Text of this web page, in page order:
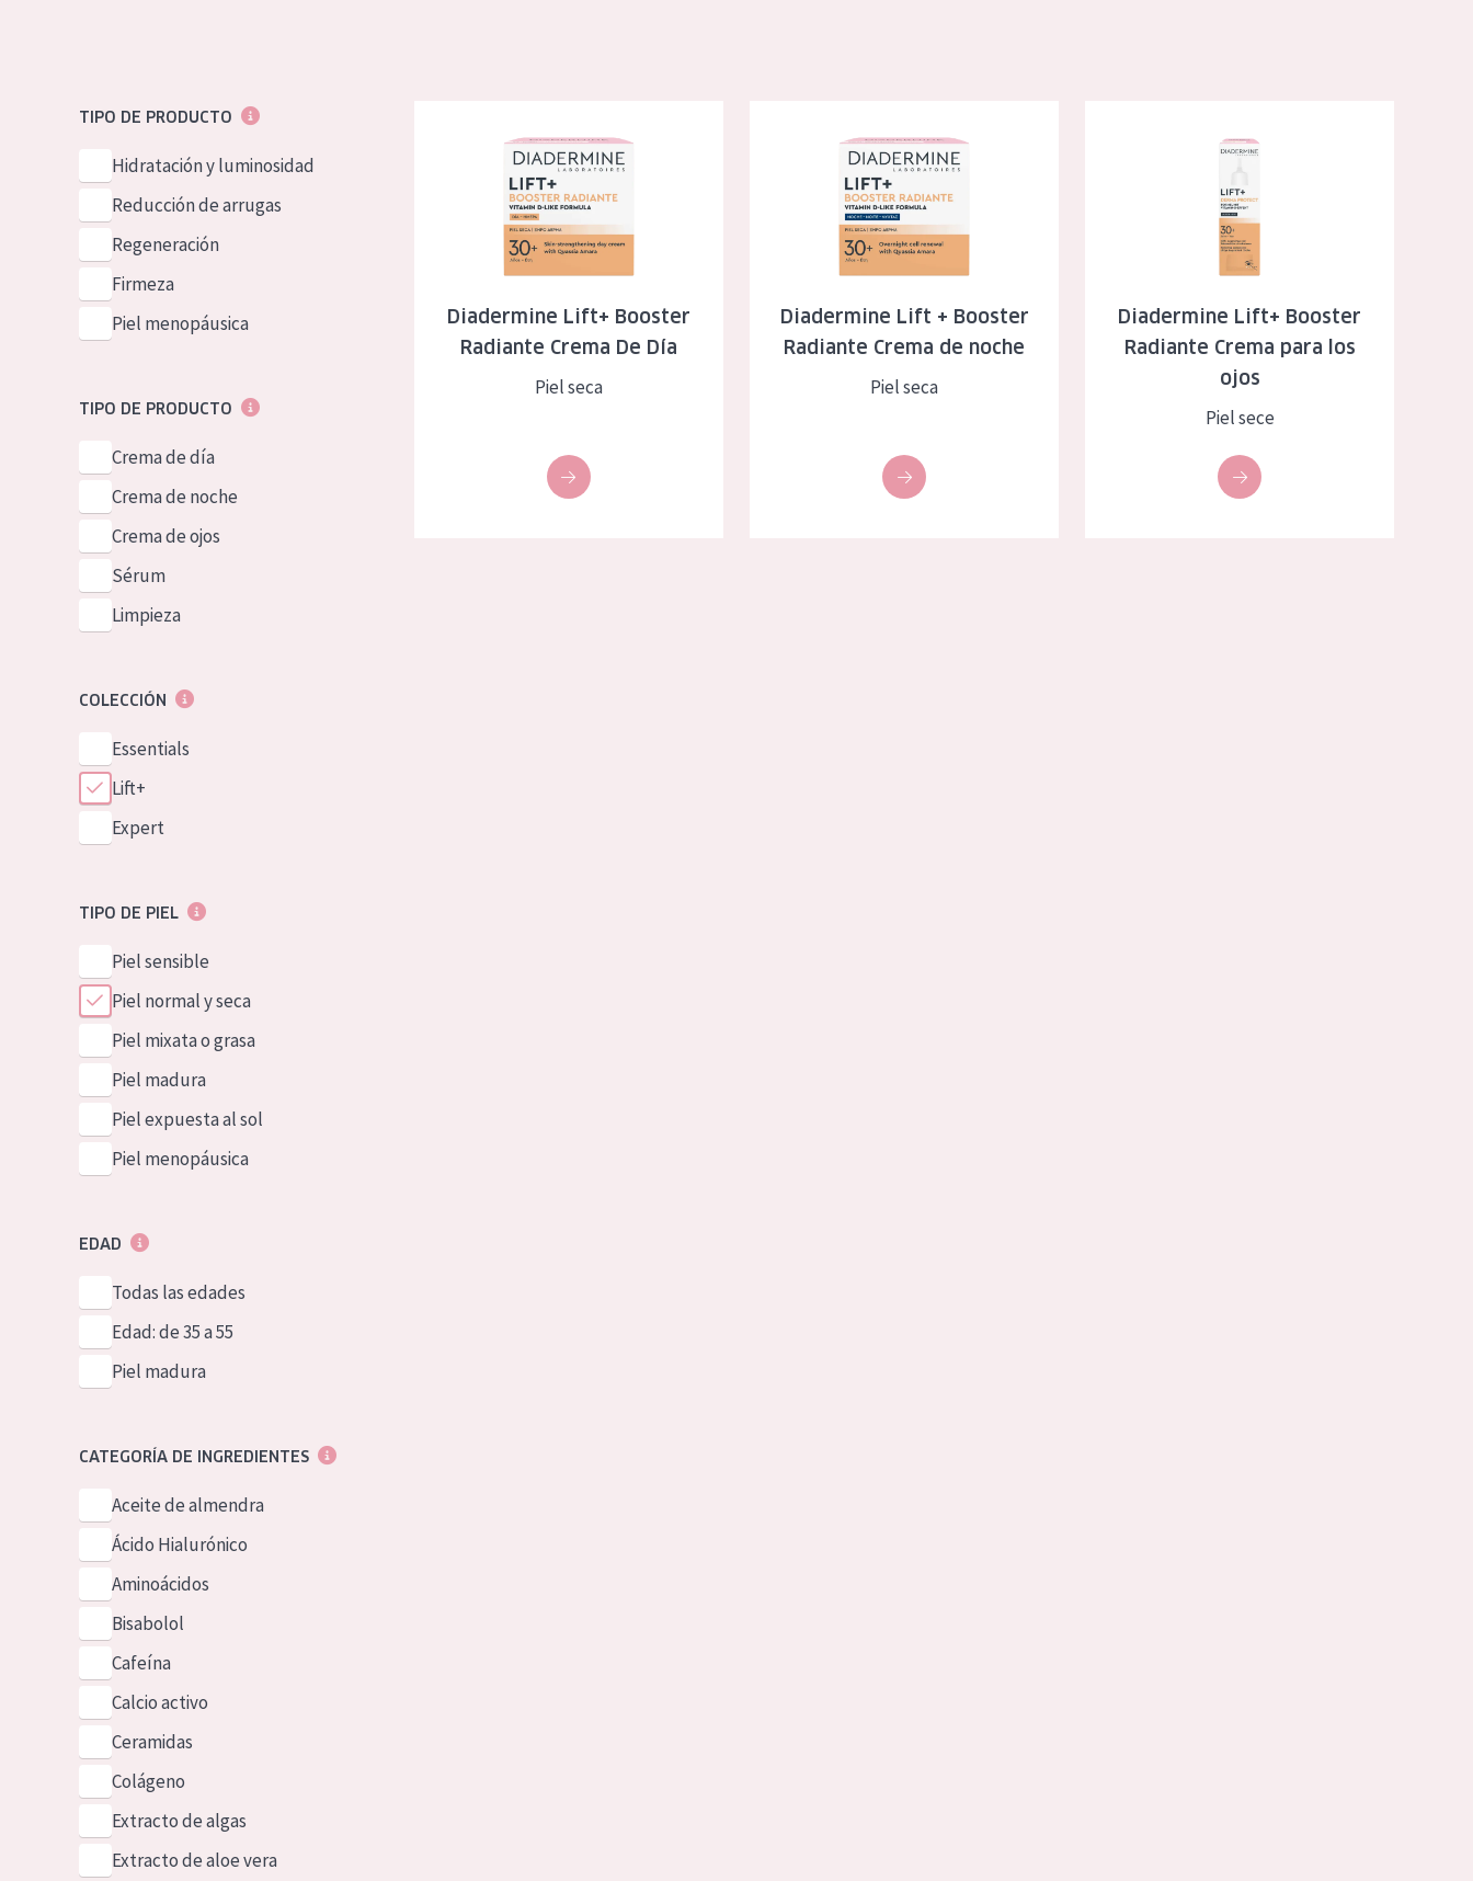
Piel expuesta al sol
Piel menopáusica
NUESTROS PRODUCTOS
GreekTIPO DE PRODUCTO
Hidratación y luminosidad
Reducción de arrugas
Regeneración
Firmeza
Piel menopáusica
TIPO DE PRODUCTO
Crema de día
Crema de noche
Crema de ojos
Sérum
Limpieza
COLECCIÓN
Essentials
Lift+
Expert
TIPO DE PIEL
Piel sensible
Piel normal y seca
Piel mixata o grasa
Piel madura
Piel expuesta al sol
Piel menopáusica
EDAD
Todas las edades
Edad: de 35 a 55
Piel madura
CATEGORÍA DE INGREDIENTES
Aceite de almendra
Ácido Hialurónico
Aminoácidos
Bisabolol
Cafeína
Calcio activo
Ceramidas
Colágeno
Extracto de algas
Extracto de aloe vera
Diadermine Lift+ Booster
Radiante Crema De Día
Piel seca
Diadermine Lift + Booster
Radiante Crema de noche
Piel seca
Diadermine Lift+ Booster
Radiante Crema para los
ojos
Piel sece